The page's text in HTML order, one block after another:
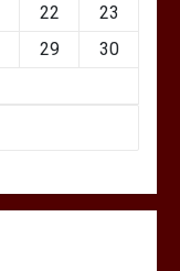
22
23
29
30